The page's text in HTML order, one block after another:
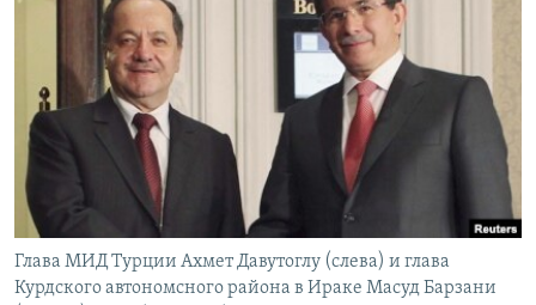
КУЛЬТУРА
АРХИВ
Հայերեն
English
Русский
Глава МИД Турции Ахмет Давутоглу (слева) и глава
Курдского автономсного района в Ираке Масуд Барзани